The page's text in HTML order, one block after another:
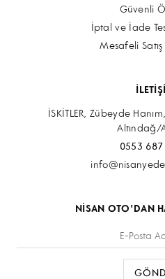
Güvenli
İptal ve İade
Mesafeli Satış
İSKİTLER, Zübeyde
Altındağ/
0553 687
NİSAN OTO'DAN